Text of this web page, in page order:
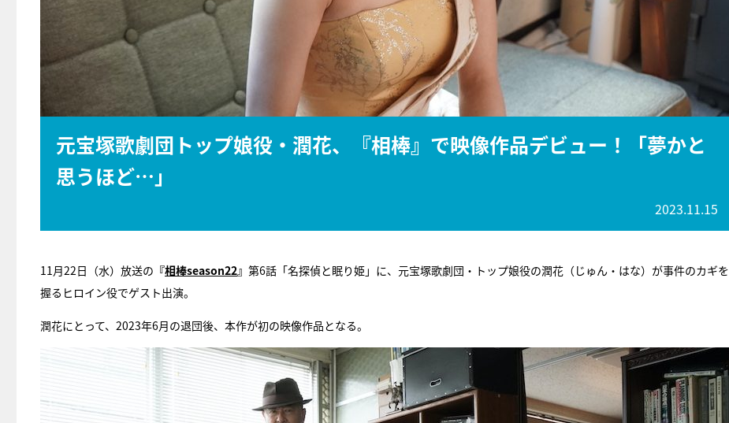
元宝塚歌劇団トップ娘役・潤花、『相棒』で映像作品デビュー！「夢かと
思うほど…」
2023.11.15
11月22日（水）放送の 『相棒season22』 第6話「名探偵と眠り姫」に、元宝塚歌劇団・トップ娘役の潤花（じゅん・はな）が事件のカギを
握るヒロイン役でゲスト出演。
潤花にとって、2023年6月の退団後、本作が初の映像作品となる。